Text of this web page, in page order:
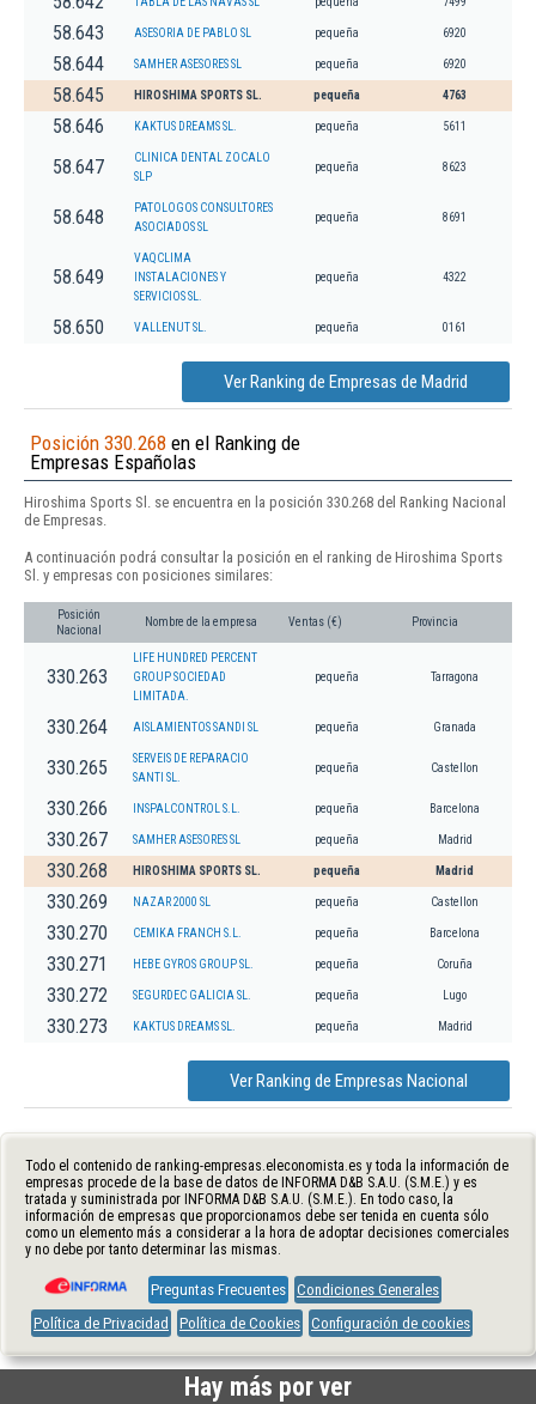
58.643 ASESORIA DE PABLO SL pequeña 6920
58.644 SAMHER ASESORES SL pequeña 6920
58.645 HIROSHIMA SPORTS SL. pequeña 4763
58.646 KAKTUS DREAMS SL. pequeña 5611
58.647
CLINICA DENTAL ZOCALO
SLP
pequeña 8623
58.648
PATOLOGOS CONSULTORES
ASOCIADOS SL
pequeña 8691
58.649
VAQCLIMA
INSTALACIONES Y
SERVICIOS SL.
pequeña 4322
58.650 VALLENUT SL. pequeña 0161
Ver Ranking de Empresas de Madrid
Posición 330.268 en el Ranking de
Empresas Españolas
Hiroshima Sports Sl. se encuentra en la posición 330.268 del Ranking Nacional
de Empresas.
A continuación podrá consultar la posición en el ranking de Hiroshima Sports
Sl. y empresas con posiciones similares:
Posición
Nacional
Nombre de la empresa Ventas (€) Provincia
330.263
LIFE HUNDRED PERCENT
GROUP SOCIEDAD
LIMITADA.
pequeña Tarragona
330.264 AISLAMIENTOS SANDI SL pequeña Granada
330.265
SERVEIS DE REPARACIO
SANTI SL.
pequeña Castellon
330.266 INSPALCONTROL S.L. pequeña Barcelona
330.267 SAMHER ASESORES SL pequeña Madrid
330.268 HIROSHIMA SPORTS SL. pequeña Madrid
330.269 NAZAR 2000 SL pequeña Castellon
330.270 CEMIKA FRANCH S.L. pequeña Barcelona
330.271 HEBE GYROS GROUP SL. pequeña Coruña
330.272 SEGURDEC GALICIA SL. pequeña Lugo
330.273 KAKTUS DREAMS SL. pequeña Madrid
Ver Ranking de Empresas Nacional
Todo el contenido de ranking-empresas.eleconomista.es y toda la información de
empresas procede de la base de datos de INFORMA D&B S.A.U. (S.M.E.) y es
tratada y suministrada por INFORMA D&B S.A.U. (S.M.E.). En todo caso, la
información de empresas que proporcionamos debe ser tenida en cuenta sólo
como un elemento más a considerar a la hora de adoptar decisiones comerciales
y no debe por tanto determinar las mismas.
Preguntas Frecuentes Condiciones Generales
Política de Privacidad
Política de Cookies Configuración de cookies
Hay más por ver